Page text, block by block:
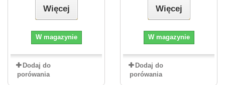
Więcej
W magazynie
Dodaj do
porówania
Więcej
W magazynie
Dodaj do
porówania